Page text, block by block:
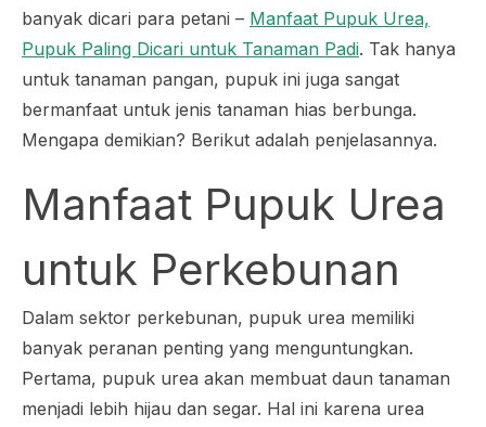
banyak dicari para petani – Manfaat Pupuk Urea,
Pupuk Paling Dicari untuk Tanaman Padi. Tak hanya
untuk tanaman pangan, pupuk ini juga sangat
bermanfaat untuk jenis tanaman hias berbunga.
Mengapa demikian? Berikut adalah penjelasannya.
Manfaat Pupuk Urea
untuk Perkebunan
Dalam sektor perkebunan, pupuk urea memiliki
banyak peranan penting yang menguntungkan.
Pertama, pupuk urea akan membuat daun tanaman
menjadi lebih hijau dan segar. Hal ini karena urea